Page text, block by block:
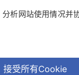
通讯 RS-232C、
的意思 PW3360-
析网站使用情况并
接受所有Cookie